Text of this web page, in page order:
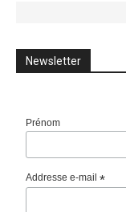
Newsletter
Prénom
Addresse e-mail*